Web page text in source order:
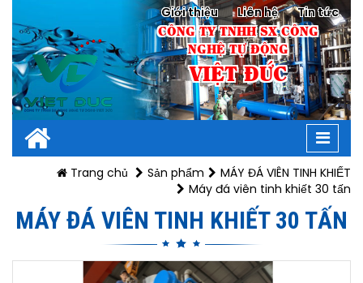
CÔNG TY TNHH SX CÔNG
NGHỆ TỰ ĐỘNG
VIỆT ĐỨC
Giới thiệu Liên hệ Tin tức
Trang chủ Sản phẩm
MÁY ĐÁ VIÊN TINH KHIẾT
Máy đá viên tinh khiết 30 tấn
MÁY ĐÁ VIÊN TINH KHIẾT 30 TẤN